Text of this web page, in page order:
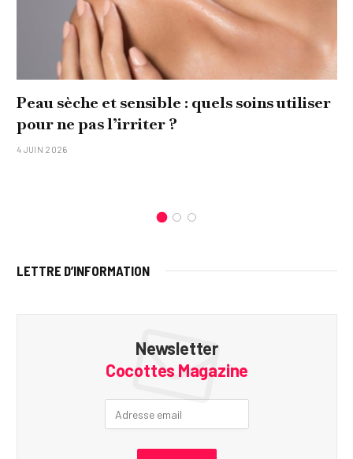
soins utiliser
Comment réaliser un tableau
original pour sa famille ?
LETTRE D’INFORMATION
Newsletter
Cocottes Magazine